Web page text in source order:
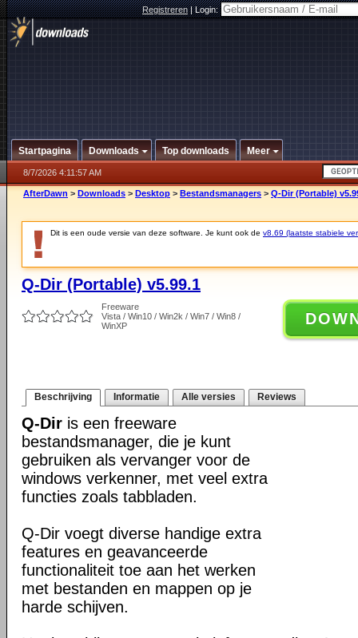
Registreren|Login:
Startpagina Downloads Top downloads Meer
8/7/2026 4:11:57 AM
AfterDawn > Downloads > Desktop > Bestandsmanagers > Q-Dir (Portable)
Dit is een oude versie van deze software. Je kunt ook de v8.69 (laatste stabiele
Q-Dir (Portable) v5.99.1
Freeware
Vista / Win10 / Win2k / Win7 / Win8 /
WinXP
Beschrijving Informatie Alle versies Reviews
Q-Dir is een freeware
bestandsmanager, die je kunt
gebruiken als vervanger voor de
windows verkenner, met veel extra
functies zoals tabbladen.
Q-Dir voegt diverse handige extra
features en geavanceerde
functionaliteit toe aan het werken
met bestanden en mappen op je
harde schijven.